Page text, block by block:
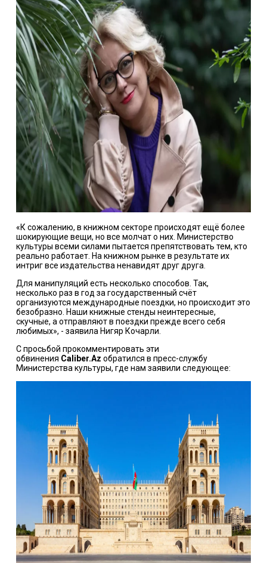
«К сожалению, в книжном секторе происходят ещё более
шокирующие вещи, но все молчат о них. Министерство
культуры всеми силами пытается препятствовать тем, кто
реально работает. На книжном рынке в результате их
интриг все издательства ненавидят друг друга.
Для манипуляций есть несколько способов. Так,
несколько раз в год за государственный счёт
организуются международные поездки, но происходит это
безобразно. Наши книжные стенды неинтересные,
скучные, а отправляют в поездки прежде всего себя
любимых», - заявила Нигяр Кочарли.
С просьбой прокомментировать эти
обвинения Caliber.Az обратился в пресс-службу
Министерства культуры, где нам заявили следующее: